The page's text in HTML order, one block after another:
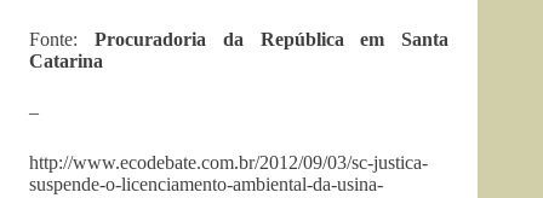
Fonte: Procuradoria da República em Santa
Catarina
–
http://www.ecodebate.com.br/2012/09/03/sc-justica-
suspende-o-licenciamento-ambiental-da-usina-